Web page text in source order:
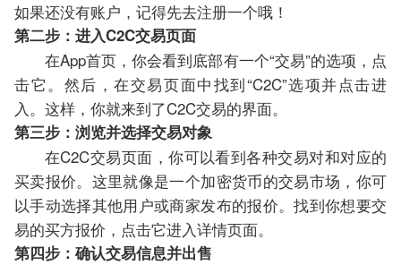
如果还没有账户，记得先去注册一个哦！
第二步：进入C2C交易页面
在App首页，你会看到底部有一个“交易”的选项，点
击它。然后，在交易页面中找到“C2C”选项并点击进
入。这样，你就来到了C2C交易的界面。
第三步：浏览并选择交易对象
在C2C交易页面，你可以看到各种交易对和对应的
买卖报价。这里就像是一个加密货币的交易市场，你可
以手动选择其他用户或商家发布的报价。找到你想要交
易的买方报价，点击它进入详情页面。
第四步：确认交易信息并出售